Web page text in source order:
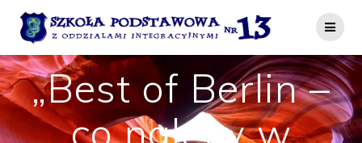
do
treści
„Best of Berlin –
co należy w